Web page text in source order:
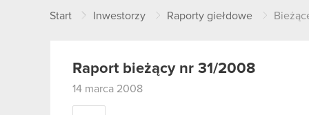
Start Inwestorzy Raporty giełdowe
Raport bieżący nr 31/2008
14 marca 2008